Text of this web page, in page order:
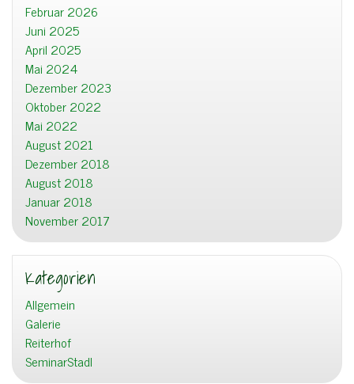
Februar 2026
Juni 2025
April 2025
Mai 2024
Dezember 2023
Oktober 2022
Mai 2022
August 2021
Dezember 2018
August 2018
Januar 2018
November 2017
Kategorien
Allgemein
Galerie
Reiterhof
SeminarStadl